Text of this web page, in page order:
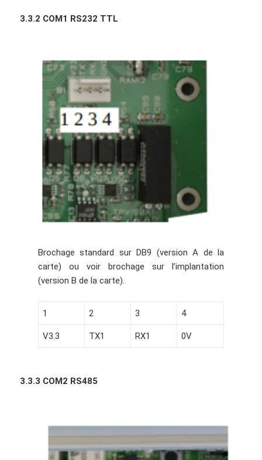
3.3.2 COM1 RS232 TTL
Brochage standard sur DB9 (version A de la
carte) ou voir brochage sur l’implantation
(version B de la carte).
1 2 3 4
V3.3 TX1 RX1 0V
3.3.3 COM2 RS485